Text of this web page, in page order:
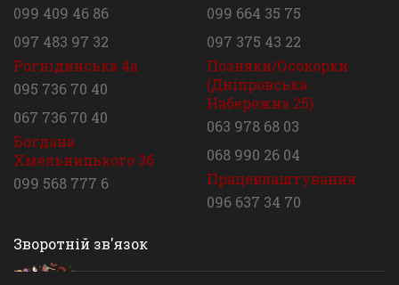
099 409 46 86
097 483 97 32
Рогнідинська 4а
095 736 70 40
067 736 70 40
Богдана
Хмельницького 3б
099 568 777 6
099 664 35 75
097 375 43 22
Позняки/Осокорки
(Дніпровська
Набережна 25)
063 978 68 03
068 990 26 04
Працевлаштування
096 637 34 70
Зворотній зв'язок